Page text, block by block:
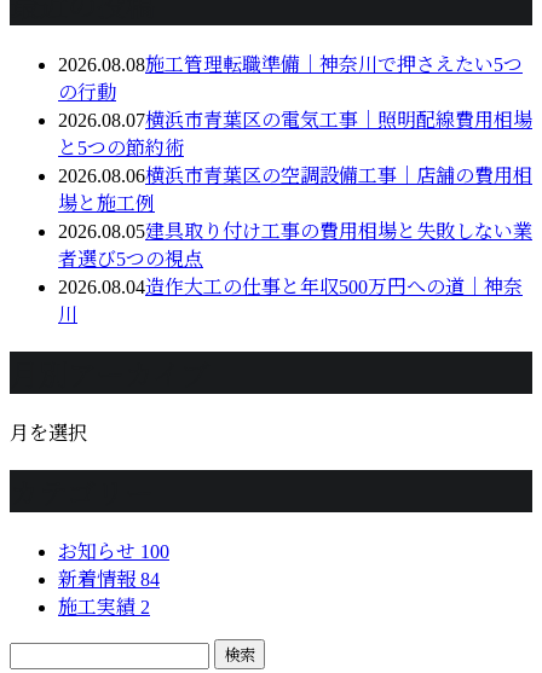
2026.08.08施工管理転職準備｜神奈川で押さえたい5つ
の行動
2026.08.07横浜市青葉区の電気工事｜照明配線費用相場
と5つの節約術
2026.08.06横浜市青葉区の空調設備工事｜店舗の費用相
場と施工例
2026.08.05建具取り付け工事の費用相場と失敗しない業
者選び5つの視点
2026.08.04造作大工の仕事と年収500万円への道｜神奈
川
月を選択
お知らせ 100
新着情報 84
施工実績 2